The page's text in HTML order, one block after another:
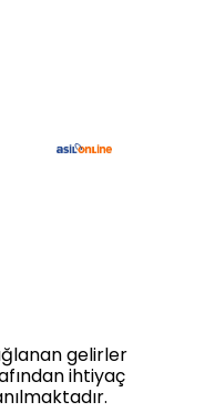
gelirler
ihtiyaç